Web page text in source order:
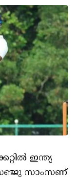
ഇന്ത്യ
സഞ്ജു സാംസണ്